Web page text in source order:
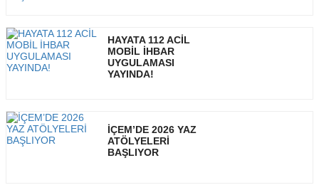
HAYATA 112 ACİL
MOBİL İHBAR
UYGULAMASI
YAYINDA!
İÇEM’DE 2026 YAZ
ATÖLYELERİ
BAŞLIYOR